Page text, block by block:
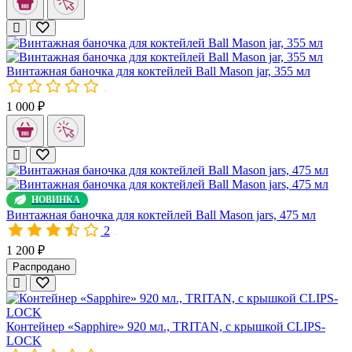
Винтажная баночка для коктейлей Ball Mason jar, 240 мл
Знаменитые Ball Mason jar, винтажные баночки для
Герметичная крышка SUNRISE (розовая)
Крышка SUNRISE с герметичной застёжкой в несколько раз
Крышки SUNRISE имеют элегантный внешний вид и изящный
Винтажная баночка для коктейлей Ball Mason jar, 355 мл
1 000 ₽
НОВИНКА
Винтажная баночка для коктейлей Ball Mason jars, 475 мл
2
1 200 ₽
Распродано
Контейнер «Sapphire» 920 мл., TRITAN, с крышкой CLIPS-
LOCK